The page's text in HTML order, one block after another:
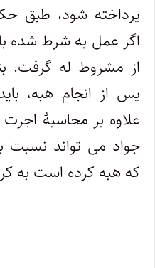
اگر عمل به شرط شده
از مشروط له گرفت.
پس از انجام هبه،
علاوه بر محاسبۀ اجرت
جواد می تواند نسبت
که هبه کرده است به